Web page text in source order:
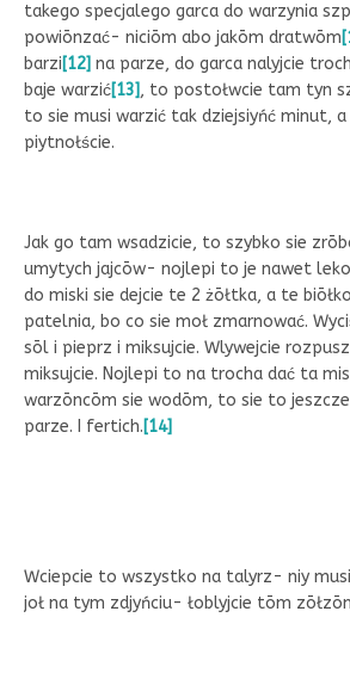
takego specjalego garca do warzynia
powiōnzać- niciōm abo jakōm dratwōm
barzi[12] na parze, do garca nalyjcie
baje warzić[13], to postołwcie tam tyn
to sie musi warzić tak dziejsiyńć minut,
piytnołście.
Jak go tam wsadzicie, to szybko sie
umytych jajcōw- nojlepi to je nawet
do miski sie dejcie te 2 żōłtka, a te
patelnia, bo co sie moł zmarnować.
sōl i pieprz i miksujcie. Wlywejcie
miksujcie. Nojlepi to na trocha dać ta
warzōncōm sie wodōm, to sie to
parze. I fertich.[14]
Wciepcie to wszystko na talyrz- niy
joł na tym zdjyńciu- łoblyjcie tōm